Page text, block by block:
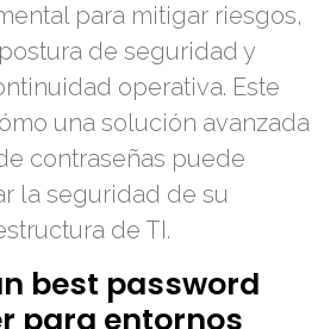
para mitigar riesgos,
de seguridad y
operativa. Este
una solución avanzada
contraseñas puede
la seguridad de su
de TI.
best password
para entornos